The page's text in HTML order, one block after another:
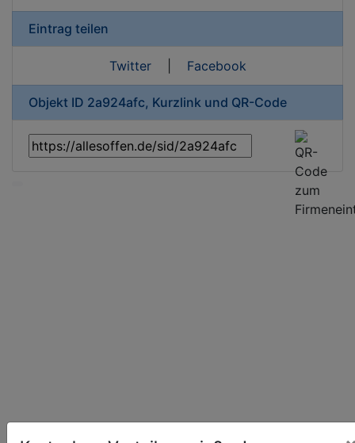
Eintrag teilen
Twitter| Facebook
Objekt ID 2a924afc, Kurzlink und QR-Code